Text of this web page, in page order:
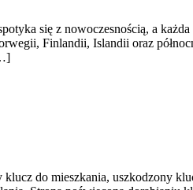
się z nowoczesnością, a
Finlandii, Islandii oraz
do mieszkania, uszkodzony